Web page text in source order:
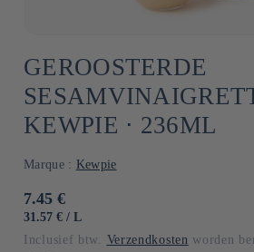
GEROOSTERDE
KEWPIE ⋅ 236ML
Marque : Kewpie
Normale
prijs
7.45 €
EENHEIDSPRIJS
31.57 € / PER
L
Inclusief btw. Verzendkosten worden